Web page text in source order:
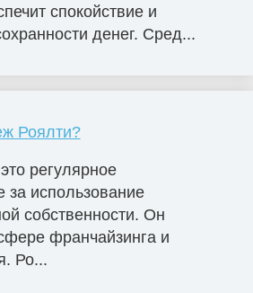
спокойствие и
денег. Сред...
Роялти?
регулярное
за использование
собственности. Он
франчайзинга и
Ро...